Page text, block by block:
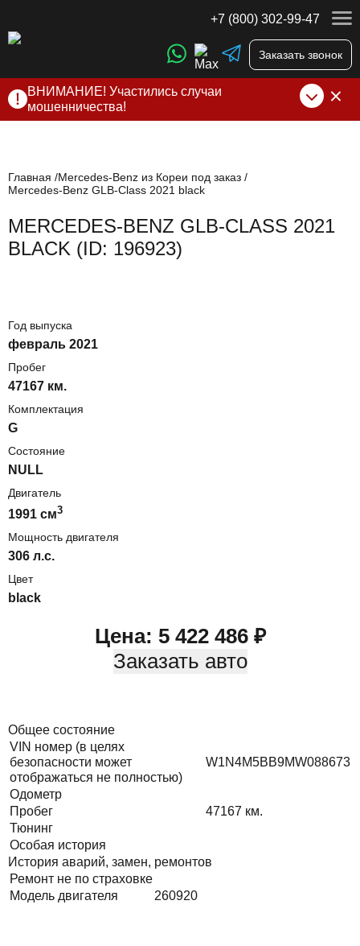
+7 (800) 302-99-47
Заказать звонок
ВНИМАНИЕ! Участились случаи
мошенничества!
нами по официальнымконтактам, указанным в соц сетях
и на сайте
Главная
Mercedes-Benz из Кореи под заказ
Mercedes-Benz GLB-Class 2021 black
MERCEDES-BENZ GLB-CLASS 2021
BLACK (ID: 196923)
Год выпуска
февраль 2021
Пробег
47167 км.
Комплектация
G
Состояние
NULL
Двигатель
1991 cм3
Мощность двигателя
306 л.с.
Цвет
black
Цена: 5 422 486₽
Заказать авто
Общее состояние
VIN номер (в целях
безопасности может
отображаться не полностью)
W1N4M5BB9MW088673
Одометр
Пробег
47167 км.
Тюнинг
Особая история
История аварий, замен, ремонтов
Ремонт не по страховке
Модель двигателя
260920